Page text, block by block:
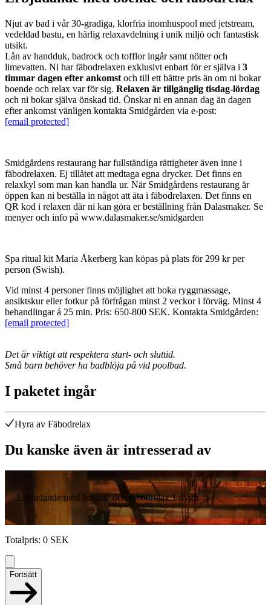
Njut av bad i vår 30-gradiga, klorfria inomhuspool med jetstream,
vedeldad bastu, en härlig relaxavdelning i unik miljö och fantastisk
utsikt.
Lån av handduk, badrock och tofflor ingår samt nötter och
limevatten. Ni har fäbodrelaxen exklusivt enbart för er själva i 3
timmar dagen efter ankomst och till ett bättre pris än om ni bokar
boende och relax var för sig. Relaxen är tillgänglig tisdag-lördag
och ni bokar själva önskad tid. Önskar ni en annan dag än dagen
efter ankomst vänligen kontakta Smidgården via e-post:
[email protected]
Smidgårdens restaurang har fullständiga rättigheter även inne i
fäbodrelaxen. Ej tillåtet att medtaga egna drycker. Det finns en
relaxkyl som man kan handla ur. När Smidgårdens restaurang är
öppen kan ni beställa in något att äta i fäbodrelaxen. Det finns en
QR kod i relaxen där ni kan göra er beställning från Dalasmaker. Se
menyer och info på www.dalasmaker.se/smidgarden
Spa ritual kit Maria Åkerberg kan köpas på plats för 299 kr per
person (Swish).
Vid minst 4 personer finns möjlighet att boka ryggmassage,
ansiktskur eller fotkur på förfrågan minst 2 veckor i förväg. Minst 4
behandlingar á 25 min. Pris: 650-800 SEK. Kontakta Smidgården:
[email protected]
Det är viktigt att respektera start- och sluttid.
Små barn behöver ha badblöja på vid poolbad.
I paketet ingår
Hyra av Fäbodrelax
Du kanske även är intresserad av
Erbjudande med boende och fäbodrelax 1 dygn
Totalpris: 0 SEK
Fortsätt